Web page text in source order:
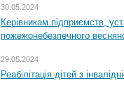
30.05.2024
Керівникам підприємств,
пожежонебезпечного
29.05.2024
Реабілітація дітей з